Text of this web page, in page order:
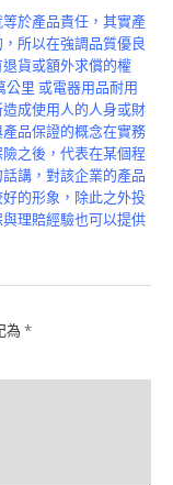
於產品責任，其實產
所以在強調品質優良
貨或額外求償的權
里 或電器用品耐用
成使用人的人身或財
品保證的概念在實務
之後，代表在某個程
講，對該企業的產品
的形象，除此之外投
理賠經驗也可以提供
為 *